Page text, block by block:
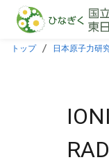
本文に飛ぶ
トップ 日本原子力研